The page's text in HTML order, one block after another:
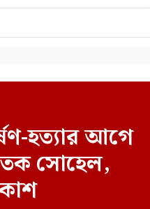
হত্যার আগে
সোহেল,